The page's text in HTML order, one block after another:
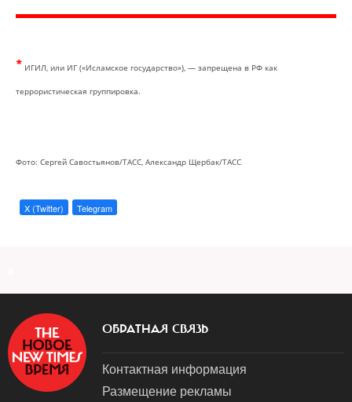
* ИГИЛ, или ИГ («Исламское государство»), — запрещена в РФ как
террористическая группировка.
Фото: Сергей Савостьянов/ТАСС, Александр Щербак/ТАСС
X (Twitter) Telegram
ОБРАТНАЯ СВЯЗЬ
Контактная информация
Размещение рекламы